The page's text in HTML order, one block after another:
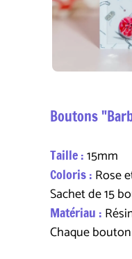
Boutons
Taille :15mm
Coloris : Rose
Sachet de 15
Matériau :
Chaque